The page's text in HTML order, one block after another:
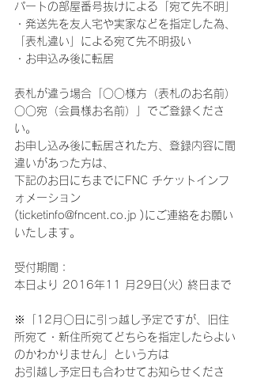
パートの部屋番号抜けによる「宛て先不明」
・発送先を友人宅や実家などを指定した為、
「表札違い」による宛て先不明扱い
・お申込み後に転居
表札が違う場合「○○様方（表札のお名前）
○○宛（会員様お名前）」でご登録くださ
い。
お申し込み後に転居された方、登録内容に間
違いがあった方は、
下記のお日にちまでにFNC チケットインフ
ォメーション
(ticketinfo@fncent.co.jp )にご連絡をお願い
いたします。
受付期間：
本日より 2016年11 月29日(火) 終日まで
※「12月○日に引っ越し予定ですが、旧住
所宛て・新住所宛てどちらを指定したらよい
のかわかりません」という方は
お引越し予定日も合わせてお知らせくださ